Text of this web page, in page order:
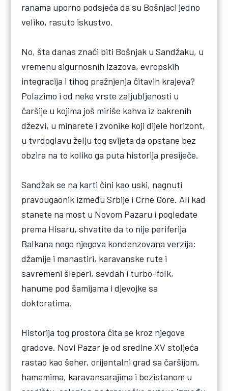
ranama uporno podsjeća da su Bošnjaci jedno
veliko, rasuto iskustvo.
No, šta danas znači biti Bošnjak u Sandžaku, u
vremenu sigurnosnih izazova, evropskih
integracija i tihog pražnjenja čitavih krajeva?
Polazimo i od neke vrste zaljubljenosti u
čaršije u kojima još miriše kahva iz bakrenih
džezvi, u minarete i zvonike koji dijele horizont,
u tvrdoglavu želju tog svijeta da opstane bez
obzira na to koliko ga puta historija presiječe.
Sandžak se na karti čini kao uski, nagnuti
pravougaonik između Srbije i Crne Gore. Ali kad
stanete na most u Novom Pazaru i pogledate
prema Hisaru, shvatite da to nije periferija
Balkana nego njegova kondenzovana verzija:
džamije i manastiri, karavanske rute i
savremeni šleperi, sevdah i turbo-folk,
hanume pod šamijama i djevojke sa
doktoratima.
Historija tog prostora čita se kroz njegove
gradove. Novi Pazar je od sredine XV stoljeća
rastao kao šeher, orijentalni grad sa čaršijom,
hamamima, karavansarajima i bezistanom u